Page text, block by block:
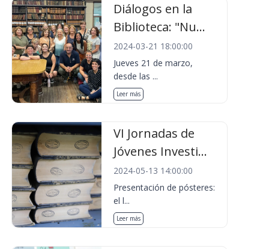
Diálogos en la
Biblioteca: "Nu...
2024-03-21 18:00:00
Jueves 21 de marzo,
desde las ...
Leer más
VI Jornadas de
Jóvenes Investi...
2024-05-13 14:00:00
Presentación de pósteres:
el l...
Leer más